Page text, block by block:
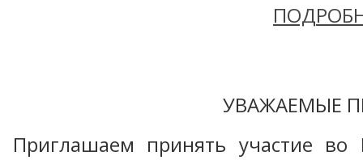
УВАЖАЕМЫЕ
Приглашаем принять участие во